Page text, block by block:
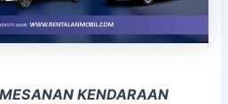
KENDARAAN